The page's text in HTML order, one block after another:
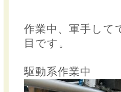
作業中、軍手して
目です。
駆動系作業中